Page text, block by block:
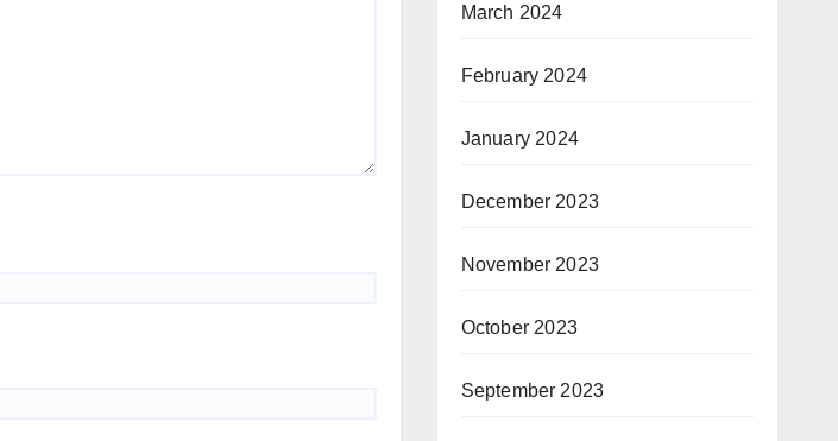
March 2024
February 2024
January 2024
December 2023
November 2023
October 2023
September 2023